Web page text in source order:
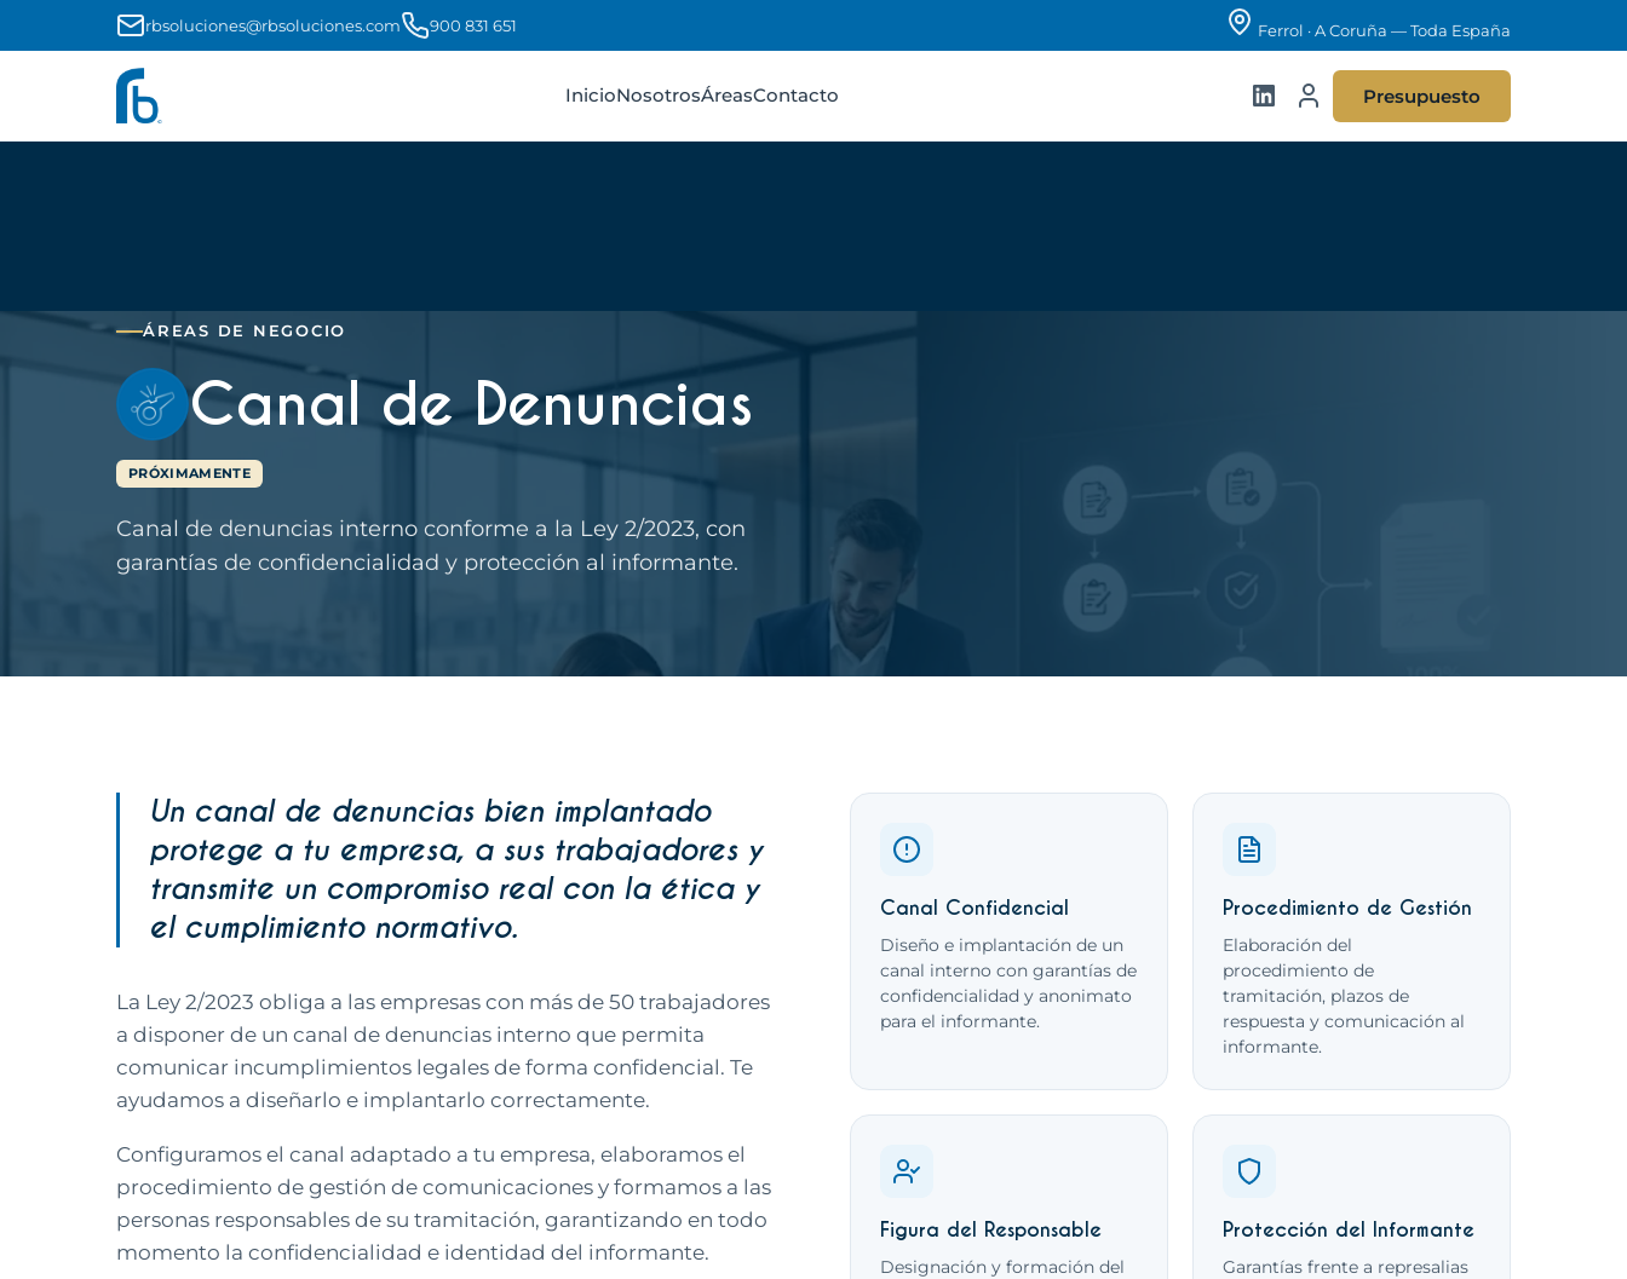
rbsoluciones@rbsoluciones.com 900 831 651 Ferrol · A Coruña — Toda España
InicioNosotrosÁreasContacto Presupuesto
ÁREAS DE NEGOCIO
Canal de Denuncias
PRÓXIMAMENTE
Canal de denuncias interno conforme a la Ley 2/2023, con
garantías de confidencialidad y protección al informante.
Un canal de denuncias bien implantado
protege a tu empresa, a sus trabajadores y
transmite un compromiso real con la ética y
el cumplimiento normativo.
La Ley 2/2023 obliga a las empresas con más de 50 trabajadores
a disponer de un canal de denuncias interno que permita
comunicar incumplimientos legales de forma confidencial. Te
ayudamos a diseñarlo e implantarlo correctamente.
Configuramos el canal adaptado a tu empresa, elaboramos el
procedimiento de gestión de comunicaciones y formamos a las
personas responsables de su tramitación, garantizando en todo
momento la confidencialidad e identidad del informante.
Qué incluye este servicio
Canal Confidencial
Diseño e implantación de un
canal interno con garantías de
confidencialidad y anonimato
para el informante.
Procedimiento de Gestión
Elaboración del
procedimiento de
tramitación, plazos de
respuesta y comunicación al
informante.
Figura del Responsable
Designación y formación del
Protección del Informante
Garantías frente a represalias